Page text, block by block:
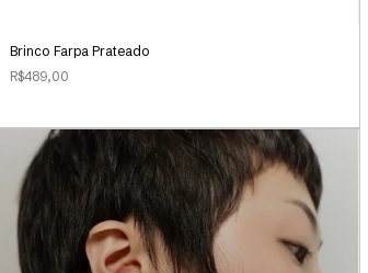
Brinco Farpa Prateado
R$489,00